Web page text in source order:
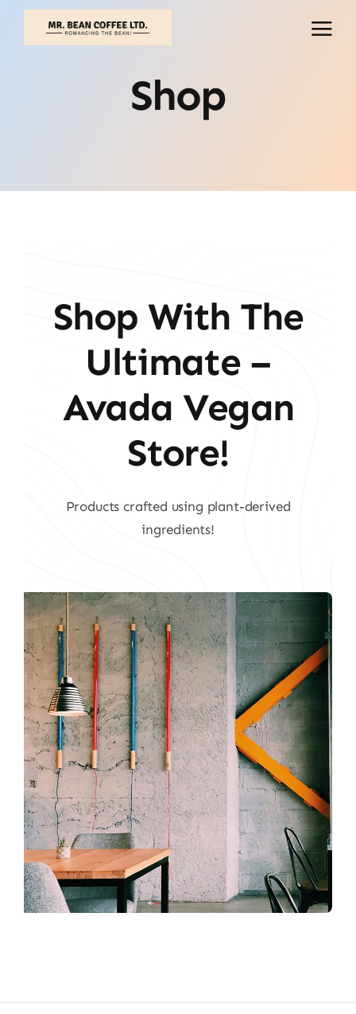
İçeriğe
Shop
Shop With The
Ultimate –
Avada Vegan
Store!
Products crafted using plant-derived
ingredients!